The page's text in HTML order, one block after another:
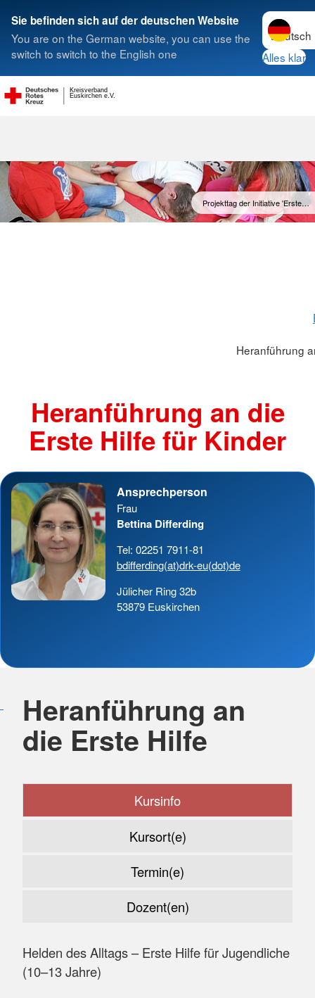
Sie befinden sich auf der deutschen Website
You are on the German website, you can use the
switch to switch to the English one
Sprache
Alles klar
Euskirchen e.V.
Kreisverband
Suche
Projekttag der Initiative 'Erste…
Heranführung
Heranführung an die
Erste Hilfe für Kinder
Ansprechperson
Frau
Bettina Differding
Tel: 02251 7911-81
bdifferding(at)drk-eu(dot)de
Jülicher Ring 32b
53879 Euskirchen
Heranführung an
die Erste Hilfe
Kursinfo
Kursort(e)
Termin(e)
Dozent(en)
Helden des Alltags – Erste Hilfe für Jugendliche
(10–13 Jahre)